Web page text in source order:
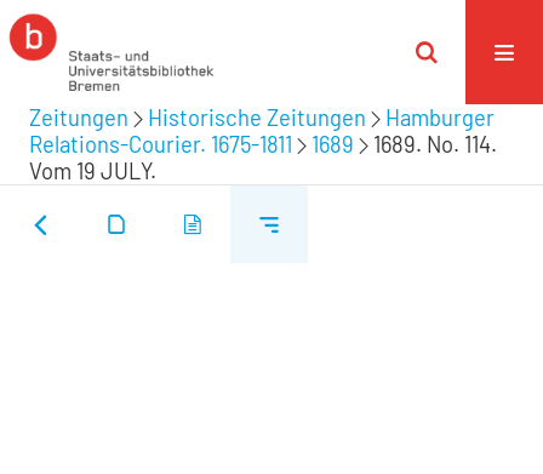
Zeitungen Historische Zeitungen
Hamburger
Relations-Courier. 1675-1811
1689
1689. No. 114.
Vom 19 JULY.